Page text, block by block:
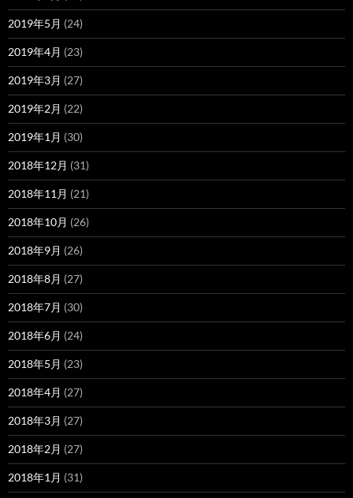
2019年5月 (24)
2019年4月 (23)
2019年3月 (27)
2019年2月 (22)
2019年1月 (30)
2018年12月 (31)
2018年11月 (21)
2018年10月 (26)
2018年9月 (26)
2018年8月 (27)
2018年7月 (30)
2018年6月 (24)
2018年5月 (23)
2018年4月 (27)
2018年3月 (27)
2018年2月 (27)
2018年1月 (31)